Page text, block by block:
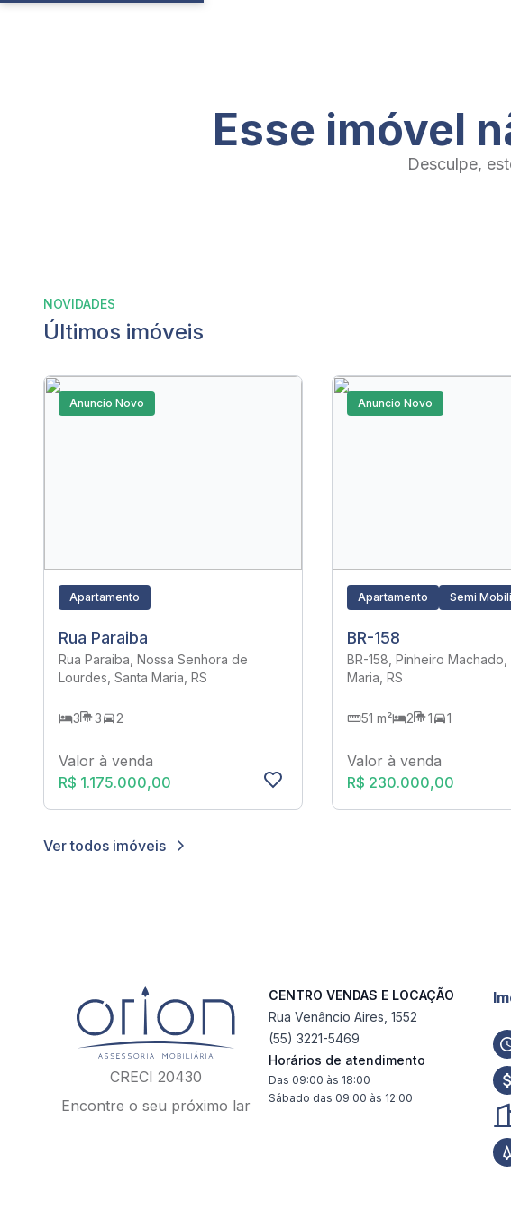
Esse imóvel
Desculpe,
NOVIDADES
Últimos imóveis
Anuncio Novo
Apartamento
Rua Paraiba
Rua Paraiba, Nossa Senhora de
Lourdes, Santa Maria, RS
3 3 2
Valor à venda
R$ 1.175.000,00
Anuncio Novo
Apartamento Semi
BR-158
BR-158, Pinheiro Machado,
Maria, RS
51 m² 2 1 1
Valor à venda
R$ 230.000,00
Ver todos imóveis
CRECI 20430
Encontre o seu próximo lar
CENTRO VENDAS E LOCAÇÃO
Rua Venâncio Aires, 1552
(55) 3221-5469
Horários de atendimento
Das 09:00 às 18:00
Sábado das 09:00 às 12:00